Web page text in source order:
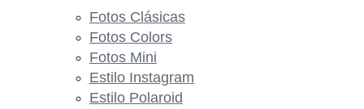
Fotos Clásicas
Fotos Colors
Fotos Mini
Estilo Instagram
Estilo Polaroid